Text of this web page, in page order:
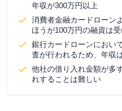
年収が300万円以上
消費者金融カードローン
ほうが100万円の融資は
銀行カードローンにおい
査が行われるため、年収
他社の借り入れ金額が多
れすることは難しい